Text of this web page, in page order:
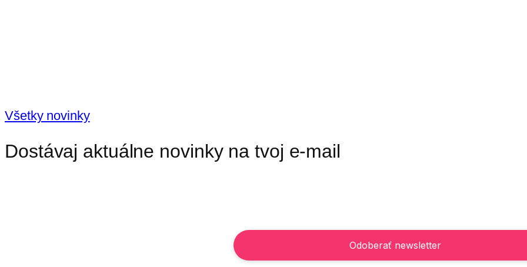
Všetky novinky
Dostávaj aktuálne novinky na tvoj e-mail